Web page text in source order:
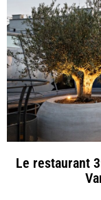
Le restaurant